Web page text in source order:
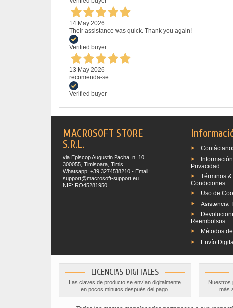
14 May 2026
Their assistance was quick. Thank you again!
Verified buyer
13 May 2026
recomenda-se
Verified buyer
MACROSOFT STORE
S.R.L.
via Episcop Augustin Pacha, n. 10
300055, Timisoara, Timis
Whatsapp: +39 3274538210 - Email:
support@macrosoft-support.eu
NIF: RO45281950
Privacidad
Términos &
Condiciones
Uso de
Asistencia
Reembolsos
Métodos
Envío
LICENCIAS DIGITALES
Las claves de producto se envían digitalmente
en pocos minutos después del pago.
Nuestros
más